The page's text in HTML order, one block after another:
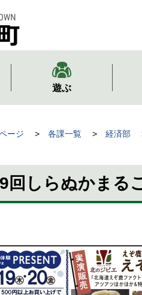
遊ぶ
ージ 各課一覧 経済部
回しらぬかまる